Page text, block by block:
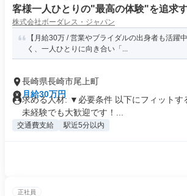
客様一人ひとりの"最高の体験"を追求
株式会社ボーダレス・ジャパン
【月給30万 / 営業やブライダルの出身者も活躍
く、一人ひとりに向き合い「...
長崎県長崎市尾上町
月給30万円
求める人材: ▼必要条件 以下にフィットす
未経験でも大歓迎です！...
交通費支給 駅近5分以内
正社員